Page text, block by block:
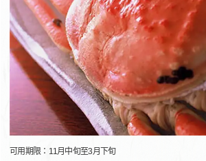
可用期限：11月中旬至3月下旬